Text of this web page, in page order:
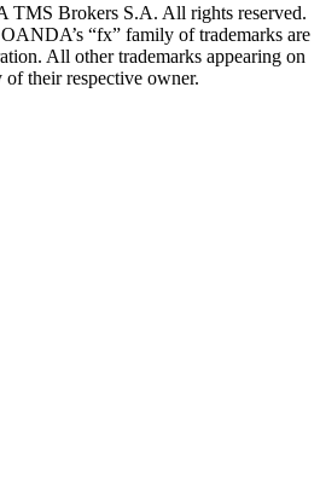
TMS Brokers S.A. All rights reserved.
“fx” family of trademarks are
All other trademarks appearing on
their respective owner.